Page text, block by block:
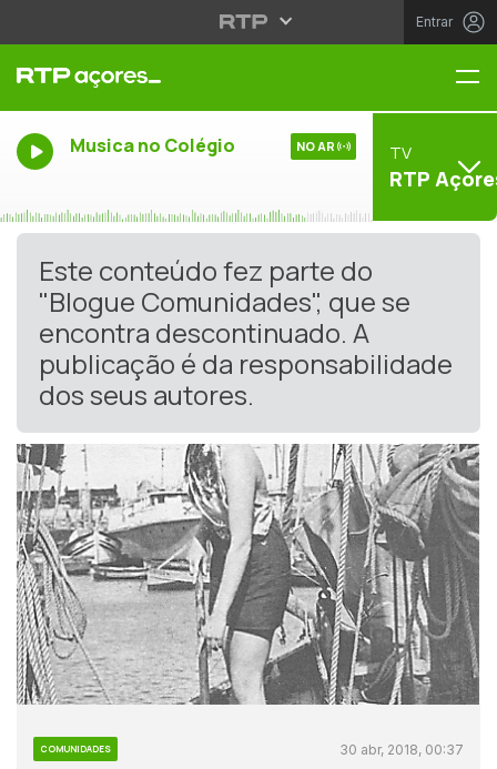
Entrar
Musica no Colégio NO AR TV
RTP
Este conteúdo fez parte do
"Blogue Comunidades", que se
encontra descontinuado. A
publicação é da responsabilidade
dos seus autores.
COMUNIDADES 30 abr, 2018, 00:37